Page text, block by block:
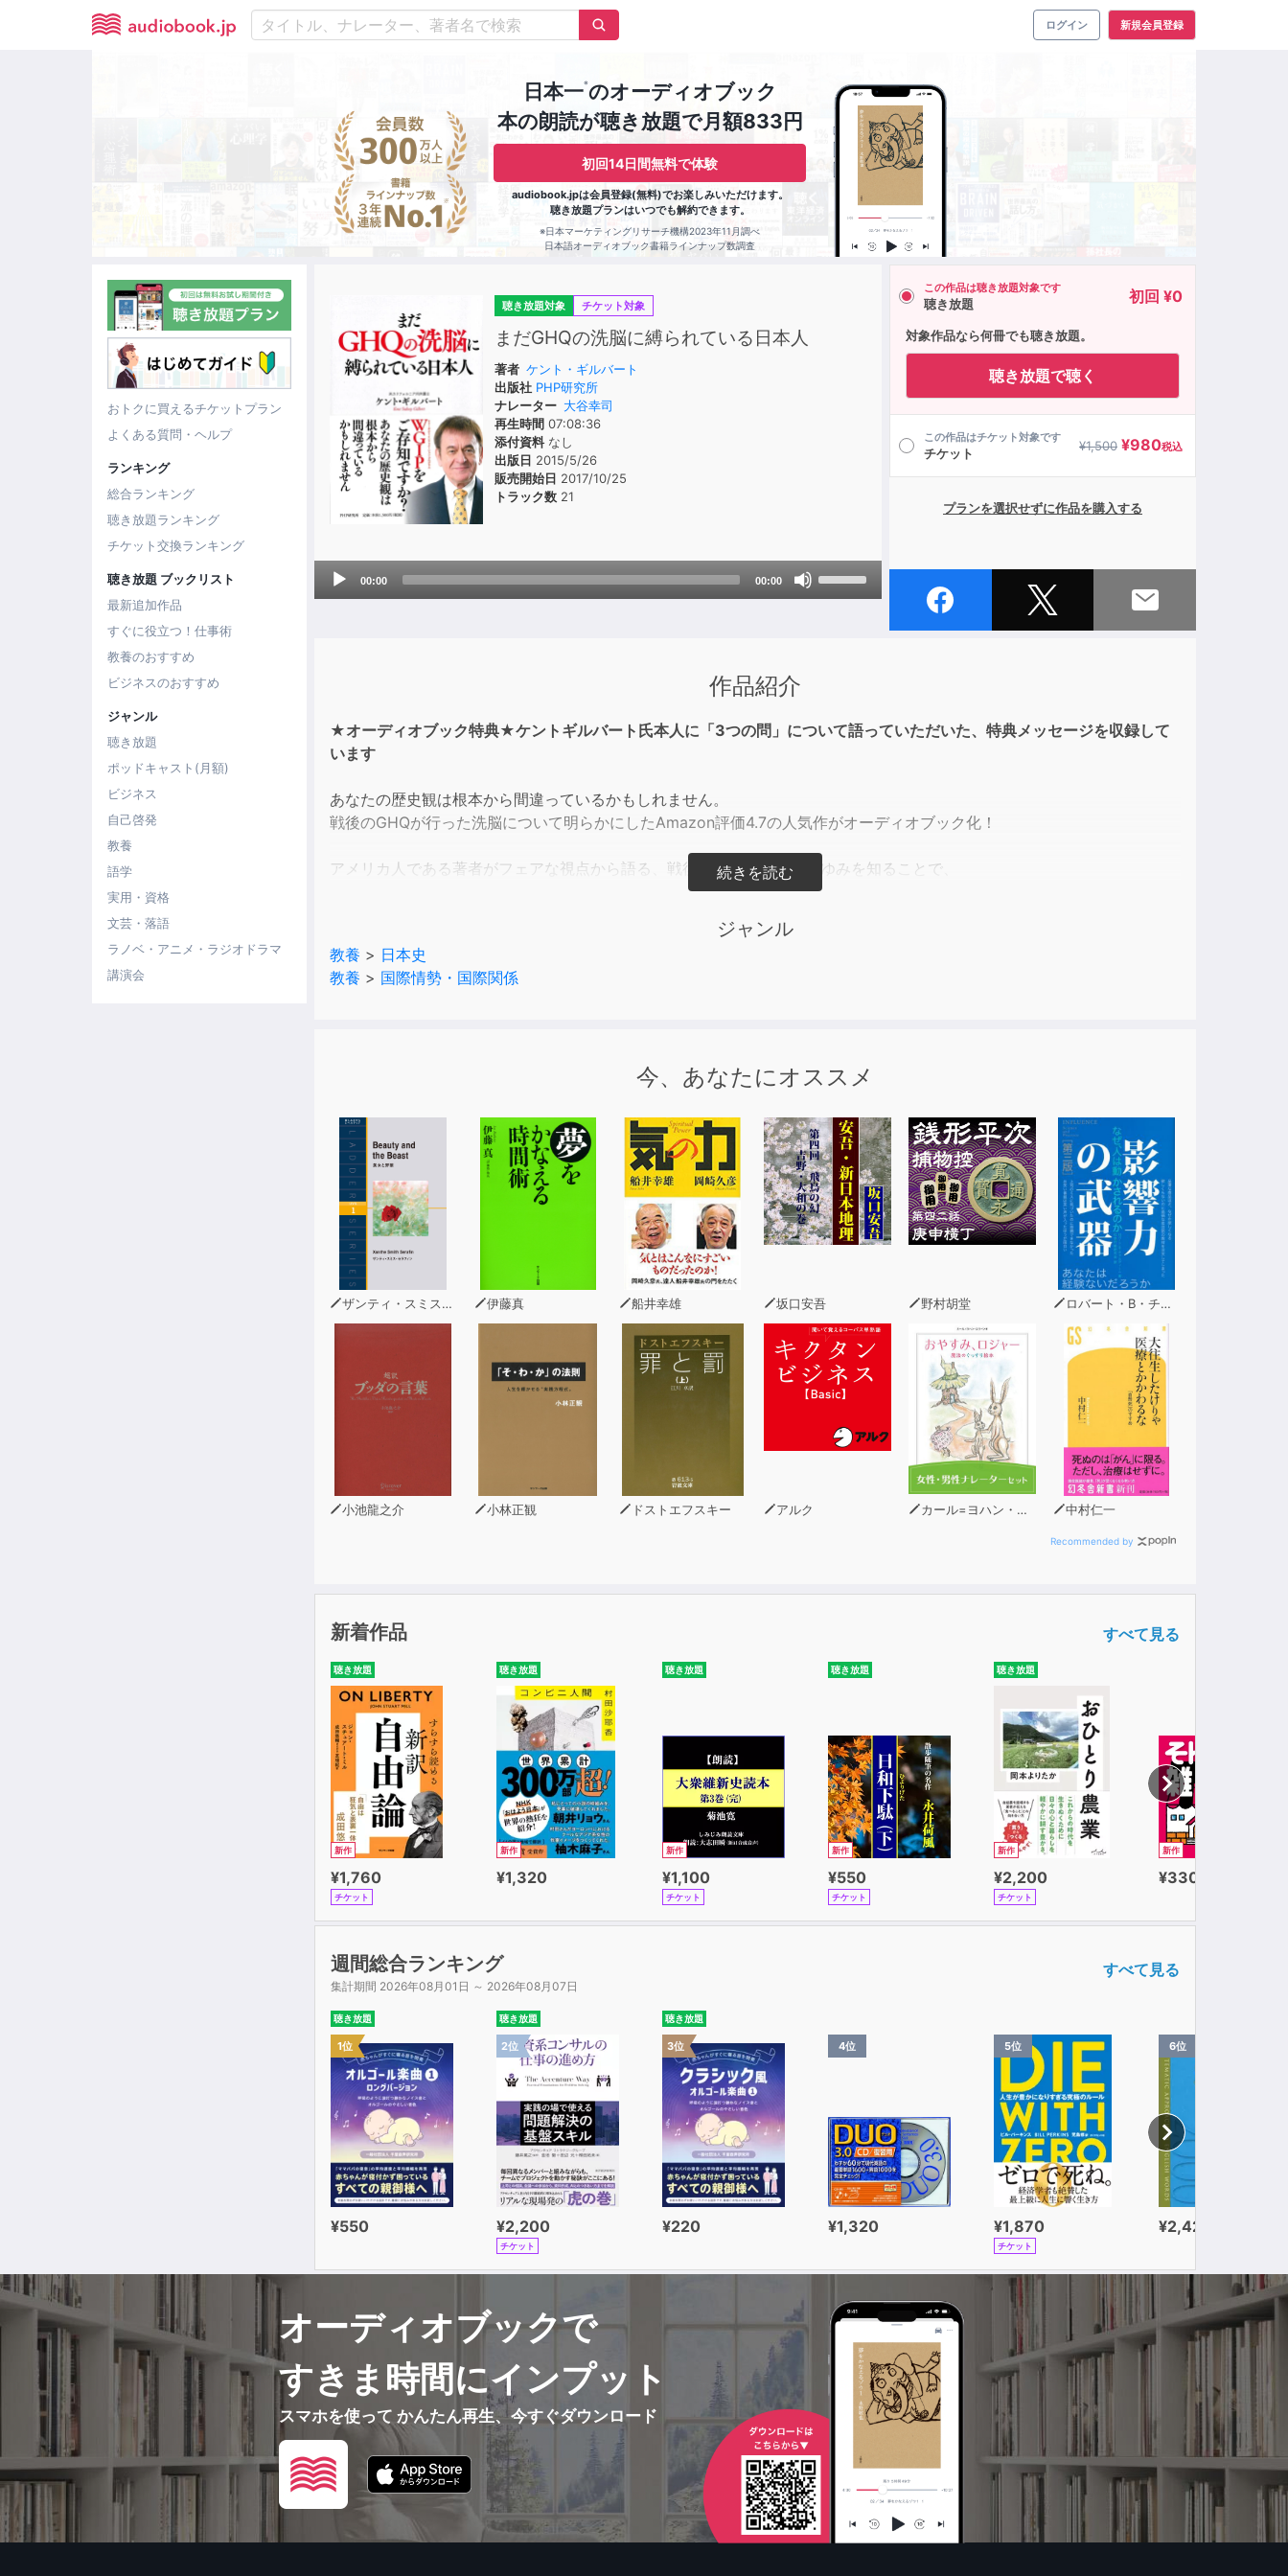
ログイン 新規会員登録
日本一※のオーディオブック
本の朗読が聴き放題で月額833円
初回14日間無料で体験
audiobook.jpは会員登録(無料)でお楽しみいただけます。
聴き放題プランはいつでも解約できます。
※日本マーケティングリサーチ機構2023年11月調べ
日本語オーディオブック書籍ラインナップ数調査
おトクに買えるチケットプラン
よくある質問・ヘルプ
ランキング
総合ランキング
聴き放題ランキング
チケット交換ランキング
聴き放題 ブックリスト
最新追加作品
すぐに役立つ！仕事術
教養のおすすめ
ビジネスのおすすめ
ジャンル
聴き放題
ポッドキャスト(月額)
ビジネス
自己啓発
教養
語学
実用・資格
文芸・落語
ラノベ・アニメ・ラジオドラマ
講演会
聴き放題対象 チケット対象
まだGHQの洗脳に縛られている日本人
著者 ケント・ギルバート
出版社 PHP研究所
ナレーター 大谷幸司
再生時間 07:08:36
添付資料なし
出版日 2015/5/26
販売開始日 2017/10/25
トラック数 21
Audio
00:00 00:00
decrease
この作品は聴き放題対象です
聴き放題 初回 ¥0
対象作品なら何冊でも聴き放題。
聴き放題で聴く
この作品はチケット対象です
チケット ¥1,500 ¥980税込
プランを選択せずに作品を購入する
作品紹介
★オーディオブック特典★ケントギルバート氏本人に「3つの問」について語っていただいた、特典メッセージを収録して
います
あなたの歴史観は根本から間違っているかもしれません。
戦後のGHQが行った洗脳について明らかにしたAmazon評価4.7の人気作がオーディオブック化！
アメリカ人である著者がフェアな視点から語る、戦後日本の歴史観のあゆみを知ることで、
日本人としての「愛国心」や「誇り」を再び持つことができるようになる一冊です。
WGIPとは、戦後占領期にアメリカが主導する連合国軍総司令部によって行われたマインド・コントロールのことです。
戦後70年になる現在も、日本人のマインド・コントロールはほとんど解けていません。
そして、様々な分野に悪影響を及ぼしているのです。
本作品では、アメリカ人である著者が、
私たち日本人が気付けない視点から、日本の歴史観について説いています。
私たちは長い間、戦後教育や偏向報道などによって自信を喪失していました。
しかし、そのような自虐的な発想は取り払って、
本書で知識を得ることで、日本人としての「愛国心」や「誇り」を取り戻すことができるのです。
日本に生まれたことに改めて感謝できるそんな一冊です。
ジャンル
教養 > 日本史
教養 > 国際情勢・国際関係
今、あなたにオススメ
ザンティ・スミス・セラフィン 伊藤真 船井幸雄 坂口安吾 野村胡堂 ロバート・B・チャルディーニ
小池龍之介 小林正観 ドストエフスキー アルク カール=ヨハン・エリーン 中村仁一
Recommended by
新着作品 すべて見る
聴き放題
新作
¥1,760
チケット
聴き放題
新作
¥1,320
聴き放題
新作
¥1,100
チケット
聴き放題
新作
¥550
チケット
聴き放題
新作
¥2,200
チケット
新作
¥330
週間総合ランキング
集計期間 2026年08月01日 ～ 2026年08月07日
すべて見る
聴き放題
1位
¥550
聴き放題
2位
¥2,200
チケット
聴き放題
3位
¥220
4位
¥1,320
5位
¥1,870
チケット
6位
¥2,420
オーディオブックで
すきま時間にインプット
スマホを使って かんたん再生、今すぐダウンロード